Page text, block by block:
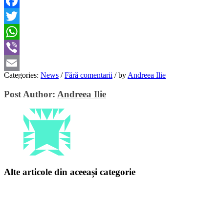
Facebook
Twitter
WhatsApp
Viber
Email
Categories: News / Fără comentarii /by Andreea Ilie
Post Author: Andreea Ilie
Alte articole din aceeași categorie